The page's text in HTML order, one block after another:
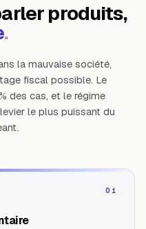
produits,
.
la mauvaise société,
fiscal possible. Le
des cas, et le régime
le plus puissant du
01